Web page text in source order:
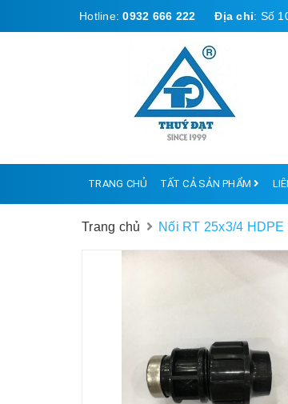
Hotline:0932 666 222 Địa chỉ: Số
TRANG CHỦ TẤT CẢ SẢN PHẨM
Trang chủ Nối RT 25x3/4 HDPE